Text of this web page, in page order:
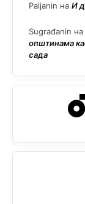
Paljanin на И
Sugrađanin на
општинама
сада